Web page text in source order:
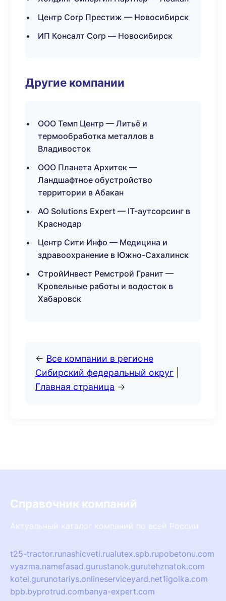
Центр Corp Престиж — Новосибирск
ИП Консалт Corp — Новосибирск
Другие компании
ООО Темп Центр — Литьё и
термообработка металлов в
Владивосток
ООО Планета Архитек —
Ландшафтное обустройство
территории в Абакан
АО Solutions Expert — IT-аутсорсинг в
Краснодар
Центр Сити Инфо — Медицина и
здравоохранение в Южно-Сахалинск
СтройИнвест Ремстрой Гранит —
Кровельные работы и водосток в
Хабаровск
← Все компании в регионе
Сибирский федеральный округ
Главная страница →
Справочник компаний
Актуальный каталог компаний по всей России
t25-tractor.runashicveti.rualutex.spb.rupobetonu.com
vyazma.namefasad.gurustanok.gurutehznatok.com
kotel.gurunotariys.onlineserviceyard.net1igolka.com
bpb.byprotrud.combanya-expert.com